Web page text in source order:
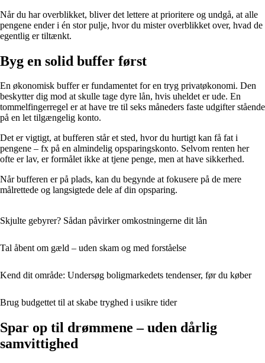
Når du har overblikket, bliver det lettere at prioritere og undgå, at alle
pengene ender i én stor pulje, hvor du mister overblikket over, hvad de
egentlig er tiltænkt.
Byg en solid buffer først
En økonomisk buffer er fundamentet for en tryg privatøkonomi. Den
beskytter dig mod at skulle tage dyre lån, hvis uheldet er ude. En
tommelfingerregel er at have tre til seks måneders faste udgifter stående
på en let tilgængelig konto.
Det er vigtigt, at bufferen står et sted, hvor du hurtigt kan få fat i
pengene – fx på en almindelig opsparingskonto. Selvom renten her
ofte er lav, er formålet ikke at tjene penge, men at have sikkerhed.
Når bufferen er på plads, kan du begynde at fokusere på de mere
målrettede og langsigtede dele af din opsparing.
Skjulte gebyrer? Sådan påvirker omkostningerne dit lån
Tal åbent om gæld – uden skam og med forståelse
Kend dit område: Undersøg boligmarkedets tendenser, før du køber
Brug budgettet til at skabe tryghed i usikre tider
Spar op til drømmene – uden dårlig
samvittighed